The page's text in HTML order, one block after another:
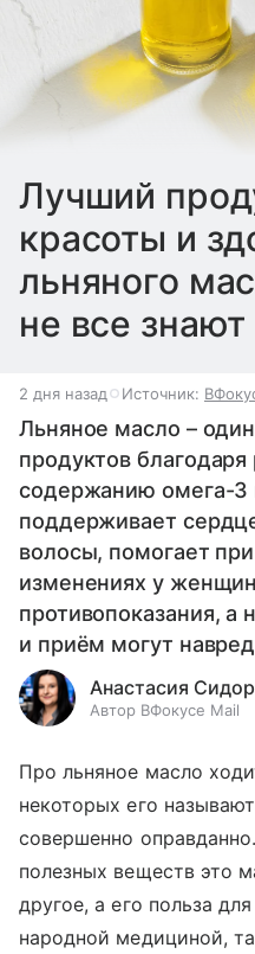
Лучший
красоты и
льняного
не все знают
2 дня назад Источник:
Льняное масло –
продуктов
содержанию омега-3
поддерживает
волосы, помогает
изменениях у
противопоказания, а
и приём могут
Анастасия
Автор ВФокусе Mail
Про льняное масло
некоторых его
совершенно
полезных веществ это
другое, а его польза
народной медициной,